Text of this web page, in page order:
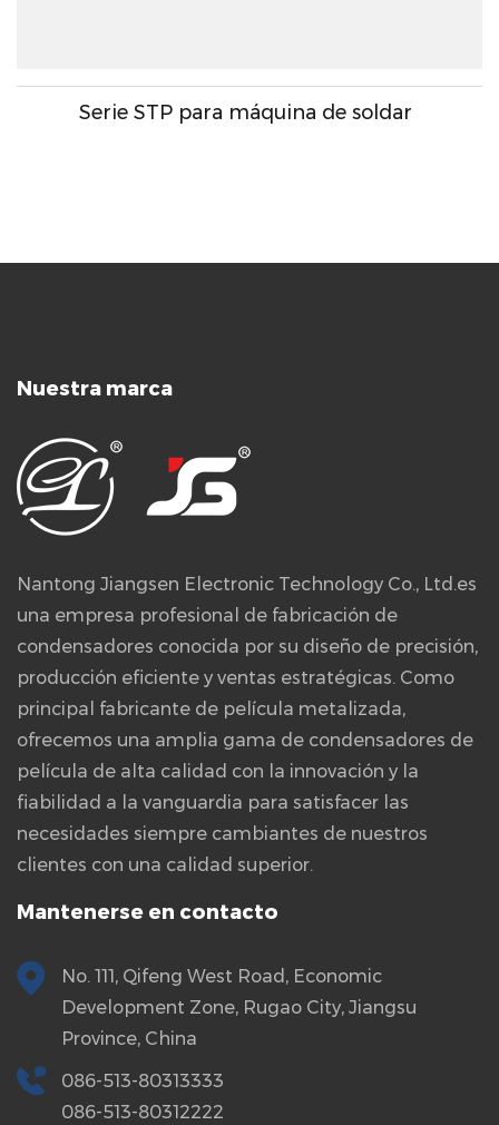
Serie STP para máquina de soldar
Nuestra marca
Nantong Jiangsen Electronic Technology Co., Ltd.es
una empresa profesional de fabricación de
condensadores conocida por su diseño de precisión,
producción eficiente y ventas estratégicas. Como
principal fabricante de película metalizada,
ofrecemos una amplia gama de condensadores de
película de alta calidad con la innovación y la
fiabilidad a la vanguardia para satisfacer las
necesidades siempre cambiantes de nuestros
clientes con una calidad superior.
Mantenerse en contacto
No. 111, Qifeng West Road, Economic
Development Zone, Rugao City, Jiangsu
Province, China
086-513-80313333
086-513-80312222